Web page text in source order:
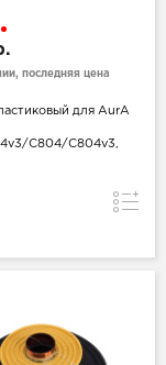
последняя цена
для AurA
C804/C804v3,